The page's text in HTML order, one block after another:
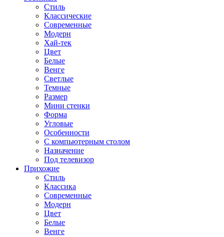
Стиль
Классические
Современные
Модерн
Хай-тек
Цвет
Белые
Венге
Светлые
Темные
Размер
Мини стенки
Форма
Угловые
Особенности
С компьютерным столом
Назначение
Под телевизор
Прихожие
Стиль
Классика
Современные
Модерн
Цвет
Белые
Венге